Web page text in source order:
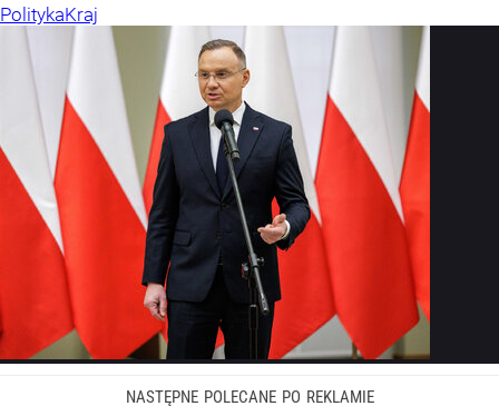
PolitykaKraj